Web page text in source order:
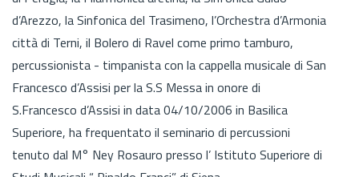
d’Arezzo, la Sinfonica del Trasimeno, l’Orchestra d’Armonia
città di Terni, il Bolero di Ravel come primo tamburo,
percussionista - timpanista con la cappella musicale di San
Francesco d’Assisi per la S.S Messa in onore di
S.Francesco d’Assisi in data 04/10/2006 in Basilica
Superiore, ha frequentato il seminario di percussioni
tenuto dal M° Ney Rosauro presso l’ Istituto Superiore di